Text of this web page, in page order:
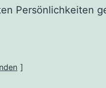
Persönlichkeiten